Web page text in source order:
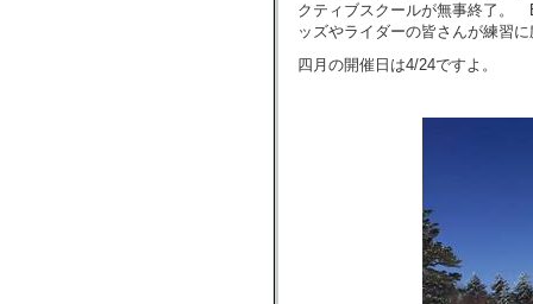
クティブスクールが無事終了。
ッズやライダーの皆さんが練習
四月の開催日は4/24ですよ。